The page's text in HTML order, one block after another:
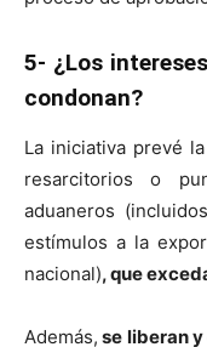
5- ¿Los
condonan?
La iniciativa prevé
resarcitorios o
aduaneros
estímulos a la
nacional), que
Además, se liberan